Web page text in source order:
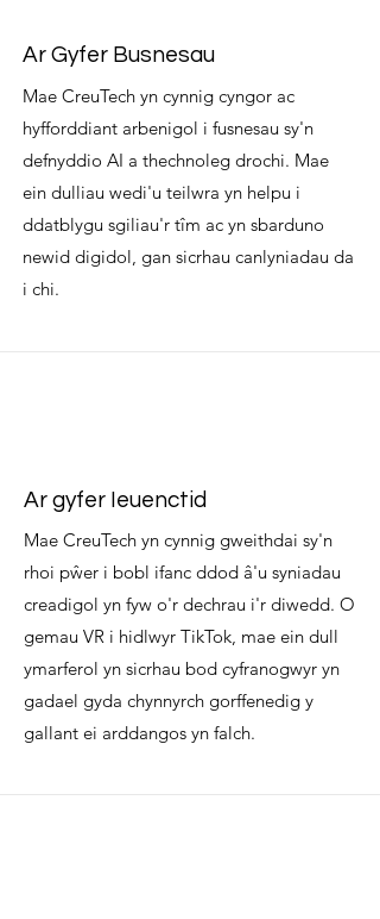
Ar Gyfer Busnesau
Mae CreuTech yn cynnig cyngor ac
hyfforddiant arbenigol i fusnesau sy'n
defnyddio AI a thechnoleg drochi. Mae
ein dulliau wedi'u teilwra yn helpu i
ddatblygu sgiliau'r tîm ac yn sbarduno
newid digidol, gan sicrhau canlyniadau da
i chi.
Ar gyfer Ieuenctid
Mae CreuTech yn cynnig gweithdai sy'n
rhoi pŵer i bobl ifanc ddod â'u syniadau
creadigol yn fyw o'r dechrau i'r diwedd. O
gemau VR i hidlwyr TikTok, mae ein dull
ymarferol yn sicrhau bod cyfranogwyr yn
gadael gyda chynnyrch gorffenedig y
gallant ei arddangos yn falch.